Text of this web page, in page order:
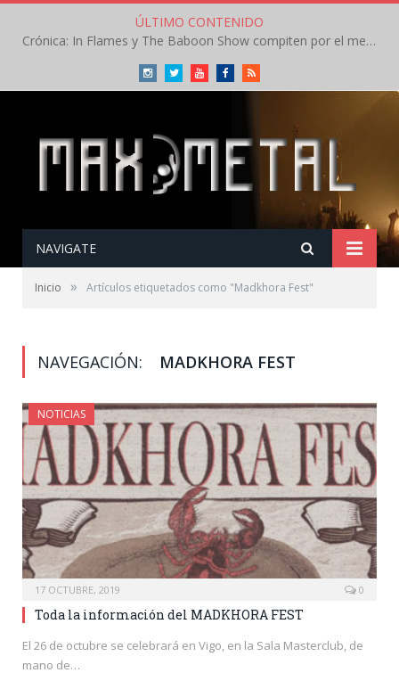
ÚLTIMO CONTENIDO
Crónica: In Flames y The Baboon Show compiten por el mejor concierto del día en el Leyendas del Rock – Viernes – Agosto 2026
InstagramTwitterYoutubeFacebookRSS
NAVIGATE
Inicio » Artículos etiquetados como "Madkhora Fest"
NAVEGACIÓN: MADKHORA FEST
NOTICIAS
17 OCTUBRE, 2019 0
Toda la información del MADKHORA FEST
El 26 de octubre se celebrará en Vigo, en la Sala Masterclub, de
mano de…